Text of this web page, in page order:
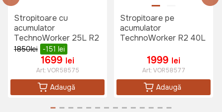
Stropitoare cu
acumulator
TechnoWorker 25L R2
1850lei -151 lei
1699 lei
Art:VOR58575
Adaugă
Stropitoare pe
acumulator
TechnoWorker R2 40L
1999 lei
Art:VOR58577
Adaugă